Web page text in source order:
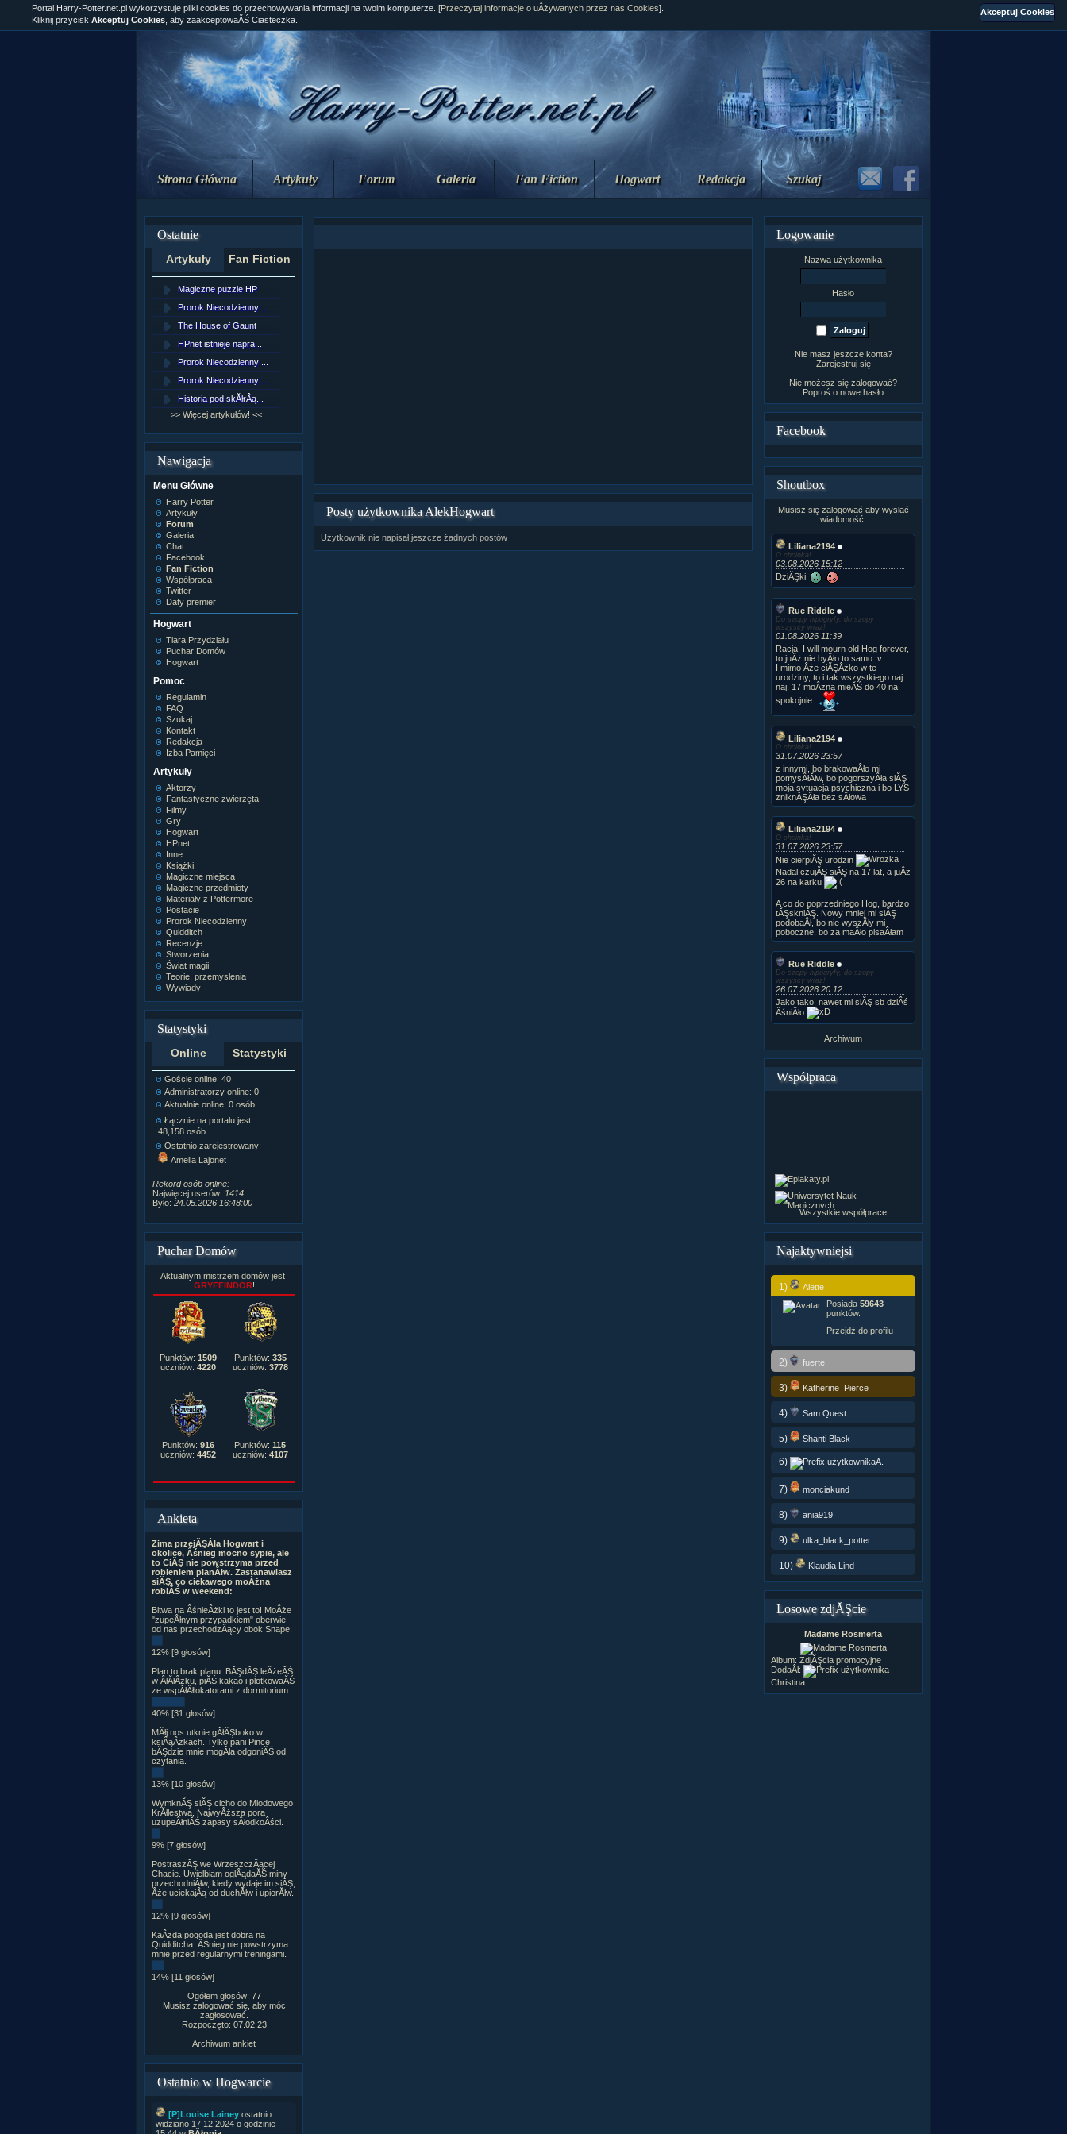
Strona Główna Artykuły Forum Galeria Fan Fiction Hogwart Redakcja Szukaj
Ostatnie
Artykuły Fan Fiction
Magiczne puzzle HP
Prorok Niecodzienny ...
The House of Gaunt
HPnet istnieje napra...
Prorok Niecodzienny ...
Prorok Niecodzienny ...
Historia pod skĂłrÂą...
>> Więcej artykułów! <<
Nawigacja
Menu Główne
Harry Potter
Artykuły
Forum
Galeria
Chat
Facebook
Fan Fiction
Współpraca
Twitter
Daty premier
Hogwart
Tiara Przydziału
Puchar Domów
Hogwart
Pomoc
Regulamin
FAQ
Szukaj
Kontakt
Redakcja
Izba Pamięci
Artykuły
Aktorzy
Fantastyczne zwierzęta
Filmy
Gry
Hogwart
HPnet
Inne
Książki
Magiczne miejsca
Magiczne przedmioty
Materiały z Pottermore
Postacie
Prorok Niecodzienny
Quidditch
Recenzje
Stworzenia
Świat magii
Teorie, przemyslenia
Wywiady
Statystyki
Online Statystyki
Goście online: 40
Administratorzy online: 0
Aktualnie online: 0 osób
Łącznie na portalu jest
48,158 osób
Ostatnio zarejestrowany:
Amelia Lajonet
Rekord osób online:
Najwięcej userów: 1414
Było: 24.05.2026 16:48:00
Puchar Domów
Aktualnym mistrzem domów jest
GRYFFINDOR!
Punktów: 1509
uczniów: 4220
Punktów: 335
uczniów: 3778
Punktów: 916
uczniów: 4452
Punktów: 115
uczniów: 4107
Ankieta
Zima przejĂŞÂła Hogwart i
okolice, Âśnieg mocno sypie, ale
to CiĂŞ nie powstrzyma przed
robieniem planĂłw. Zastanawiasz
siĂŞ, co ciekawego moÂżna
robiĂŚ w weekend:
Bitwa na ÂśnieÂżki to jest to! MoÂże
"zupeÂłnym przypadkiem" oberwie
od nas przechodzÂący obok Snape.
12% [9 głosów]
Plan to brak planu. BĂŞdĂŞ leÂżeĂŚ
w ÂłĂłÂżku, piĂŚ kakao i plotkowaĂŚ
ze wspĂłÂłlokatorami z dormitorium.
40% [31 głosów]
MĂłj nos utknie gÂłĂŞboko w
ksiÂąÂżkach. Tylko pani Pince
bĂŞdzie mnie mogÂła odgoniĂŚ od
czytania.
13% [10 głosów]
WymknĂŞ siĂŞ cicho do Miodowego
KrĂłlestwa. NajwyÂższa pora
uzupeÂłniĂŚ zapasy sÂłodkoÂści.
9% [7 głosów]
PostraszĂŞ we WrzeszczÂącej
Chacie. Uwielbiam oglÂądaĂŚ miny
przechodniĂłw, kiedy wydaje im siĂŞ,
Âże uciekajÂą od duchĂłw i upiorĂłw.
12% [9 głosów]
KaÂżda pogoda jest dobra na
Quidditcha. ÂŚnieg nie powstrzyma
mnie przed regularnymi treningami.
14% [11 głosów]
Ogółem głosów: 77
Musisz zalogować się, aby móc
zagłosować.
Rozpoczęto: 07.02.23
Archiwum ankiet
Ostatnio w Hogwarcie
[P]Louise Lainey ostatnio
widziano 17.12.2024 o godzinie
Portal Harry-Potter.net.pl wykorzystuje pliki cookies do przechowywania informacji na twoim komputerze. [Przeczytaj informacje o uÂżywanych przez nas Cookies].
Kliknij przycisk Akceptuj Cookies , aby zaakceptowaĂŚ Ciasteczka.
Posty użytkownika AlekHogwart
Użytkownik nie napisał jeszcze żadnych postów
Logowanie
Nazwa użytkownika
Hasło
Nie masz jeszcze konta?
Zarejestruj się
Nie możesz się zalogować?
Poproś o nowe hasło
Facebook
Shoutbox
Musisz się zalogować aby wysłać
wiadomość.
Liliana2194
O choinka!
03.08.2026 15:12
DziĂŞki
Rue Riddle
Do szopy hipogryfy, do szopy
wszyscy wraz!
01.08.2026 11:39
Racja, I will mourn old Hog forever,
to juÂż nie byÂło to samo :v
I mimo Âże ciĂŞÂżko w te
urodziny, to i tak wszystkiego naj
naj, 17 moÂżna mieĂŚ do 40 na
spokojnie
Liliana2194
O choinka!
31.07.2026 23:57
z innymi, bo brakowaÂło mi
pomysÂłĂłw, bo pogorszyÂła siĂŞ
moja sytuacja psychiczna i bo LYS
zniknĂŞÂła bez sÂłowa
Liliana2194
O choinka!
31.07.2026 23:57
Nie cierpiĂŞ urodzin
Nadal czujĂŞ siĂŞ na 17 lat, a juÂż
26 na karku
A co do poprzedniego Hog, bardzo
tĂŞskniĂŞ. Nowy mniej mi siĂŞ
podobaÂł, bo nie wyszÂły mi
poboczne, bo za maÂło pisaÂłam
Rue Riddle
Do szopy hipogryfy, do szopy
wszyscy wraz!
26.07.2026 20:12
Jako tako, nawet mi siĂŞ sb dziÂś
ÂśniÂło
Archiwum
Współpraca
Wszystkie współprace
Najaktywniejsi
1)
Alette
Posiada 59643
punktów.
Przejdź do profilu
2) fuerte
3) Katherine_Pierce
4) Sam Quest
5) Shanti Black
6) A.
7) monciakund
8) ania919
9) ulka_black_potter
10) Klaudia Lind
Losowe zdjĂŞcie
Madame Rosmerta
Album: ZdjĂŞcia promocyjne
DodaÂł:
Christina